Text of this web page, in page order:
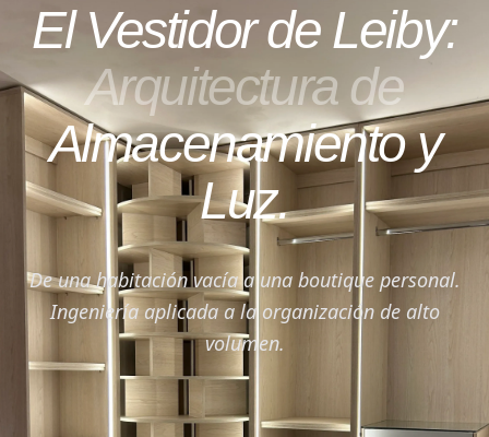
El Vestidor de Leiby:
Arquitectura de
Almacenamiento y
Luz.
De una habitación vacía a una boutique personal.
Ingeniería aplicada a la organización de alto
volumen.